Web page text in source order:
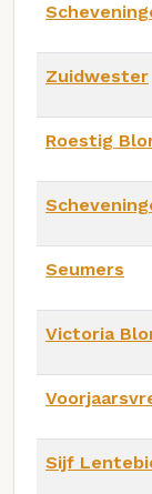
Zuidwester
Roestig
Seumers
Victoria
Sijf